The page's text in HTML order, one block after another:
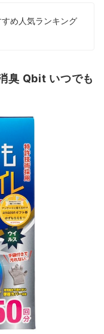
すめ人気ランキング
臭 Qbit いつでも